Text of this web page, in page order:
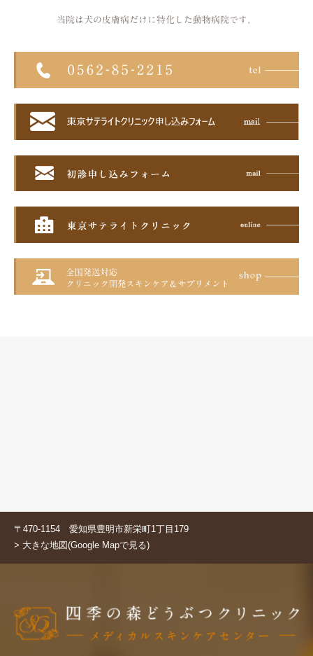
当院は犬の皮膚病だけに特化した 動物病院です。
〒470-1154 愛知県豊明市新栄町1丁目179
> 大きな地図(Google Mapで見る)